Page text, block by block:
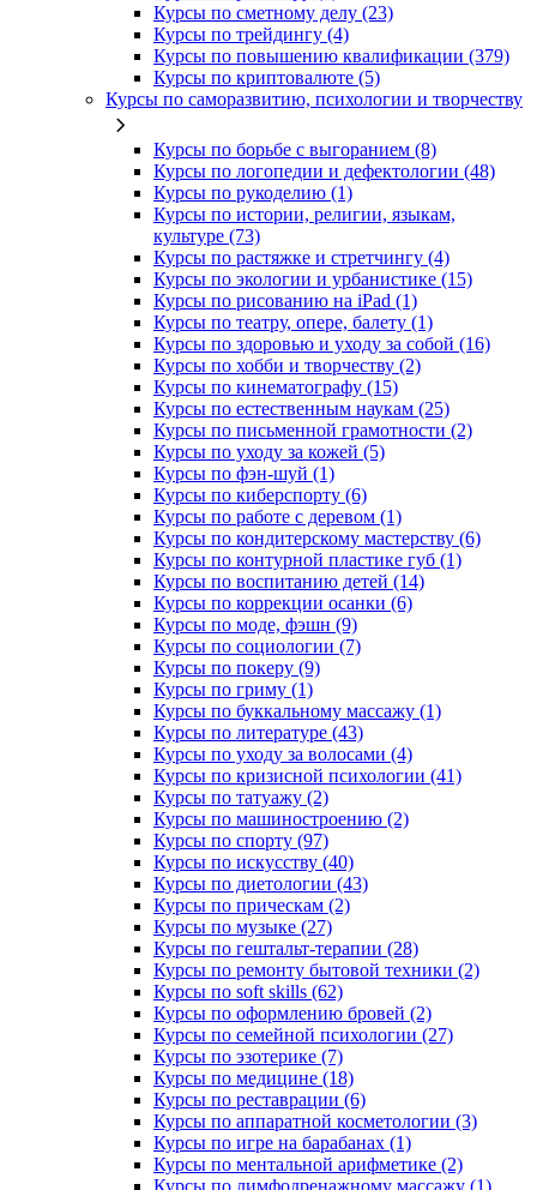
Курсы по сметному делу (23)
Курсы по трейдингу (4)
Курсы по повышению квалификации (379)
Курсы по криптовалюте (5)
Курсы по саморазвитию, психологии и творчеству
Курсы по борьбе с выгоранием (8)
Курсы по логопедии и дефектологии (48)
Курсы по рукоделию (1)
Курсы по истории, религии, языкам,
культуре (73)
Курсы по растяжке и стретчингу (4)
Курсы по экологии и урбанистике (15)
Курсы по рисованию на iPad (1)
Курсы по театру, опере, балету (1)
Курсы по здоровью и уходу за собой (16)
Курсы по хобби и творчеству (2)
Курсы по кинематографу (15)
Курсы по естественным наукам (25)
Курсы по письменной грамотности (2)
Курсы по уходу за кожей (5)
Курсы по фэн-шуй (1)
Курсы по киберспорту (6)
Курсы по работе с деревом (1)
Курсы по кондитерскому мастерству (6)
Курсы по контурной пластике губ (1)
Курсы по воспитанию детей (14)
Курсы по коррекции осанки (6)
Курсы по моде, фэшн (9)
Курсы по социологии (7)
Курсы по покеру (9)
Курсы по гриму (1)
Курсы по буккальному массажу (1)
Курсы по литературе (43)
Курсы по уходу за волосами (4)
Курсы по кризисной психологии (41)
Курсы по татуажу (2)
Курсы по машиностроению (2)
Курсы по спорту (97)
Курсы по искусству (40)
Курсы по диетологии (43)
Курсы по прическам (2)
Курсы по музыке (27)
Курсы по гештальт-терапии (28)
Курсы по ремонту бытовой техники (2)
Курсы по soft skills (62)
Курсы по оформлению бровей (2)
Курсы по семейной психологии (27)
Курсы по эзотерике (7)
Курсы по медицине (18)
Курсы по реставрации (6)
Курсы по аппаратной косметологии (3)
Курсы по игре на барабанах (1)
Курсы по ментальной арифметике (2)